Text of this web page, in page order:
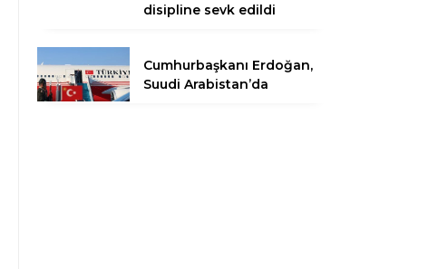
disipline sevk edildi
Cumhurbaşkanı Erdoğan,
Suudi Arabistan’da